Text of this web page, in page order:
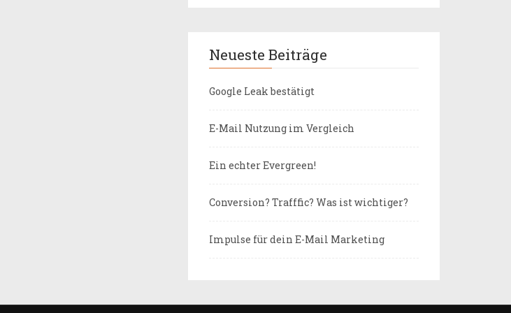
Neueste Beiträge
Google Leak bestätigt
E-Mail Nutzung im Vergleich
Ein echter Evergreen!
Conversion? Trafffic? Was ist wichtiger?
Impulse für dein E-Mail Marketing